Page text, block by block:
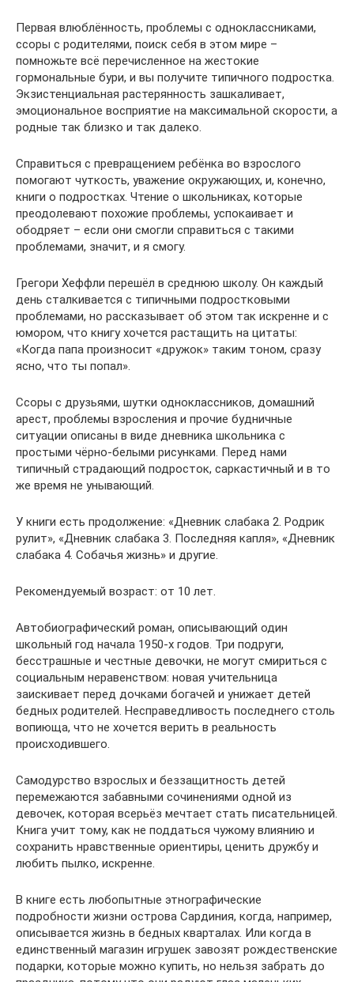
Первая влюблённость, проблемы с одноклассниками,
ссоры с родителями, поиск себя в этом мире –
помножьте всё перечисленное на жестокие
гормональные бури, и вы получите типичного подростка.
Экзистенциальная растерянность зашкаливает,
эмоциональное восприятие на максимальной скорости, а
родные так близко и так далеко.
Справиться с превращением ребёнка во взрослого
помогают чуткость, уважение окружающих, и, конечно,
книги о подростках. Чтение о школьниках, которые
преодолевают похожие проблемы, успокаивает и
ободряет – если они смогли справиться с такими
проблемами, значит, и я смогу.
Грегори Хеффли перешёл в среднюю школу. Он каждый
день сталкивается с типичными подростковыми
проблемами, но рассказывает об этом так искренне и с
юмором, что книгу хочется растащить на цитаты:
«Когда папа произносит «дружок» таким тоном, сразу
ясно, что ты попал».
Ссоры с друзьями, шутки одноклассников, домашний
арест, проблемы взросления и прочие будничные
ситуации описаны в виде дневника школьника с
простыми чёрно-белыми рисунками. Перед нами
типичный страдающий подросток, саркастичный и в то
же время не унывающий.
У книги есть продолжение: «Дневник слабака 2. Родрик
рулит», «Дневник слабака 3. Последняя капля», «Дневник
слабака 4. Собачья жизнь» и другие.
Рекомендуемый возраст: от 10 лет.
Автобиографический роман, описывающий один
школьный год начала 1950-х годов. Три подруги,
бесстрашные и честные девочки, не могут смириться с
социальным неравенством: новая учительница
заискивает перед дочками богачей и унижает детей
бедных родителей. Несправедливость последнего столь
вопиюща, что не хочется верить в реальность
происходившего.
Самодурство взрослых и беззащитность детей
перемежаются забавными сочинениями одной из
девочек, которая всерьёз мечтает стать писательницей.
Книга учит тому, как не поддаться чужому влиянию и
сохранить нравственные ориентиры, ценить дружбу и
любить пылко, искренне.
В книге есть любопытные этнографические
подробности жизни острова Сардиния, когда, например,
описывается жизнь в бедных кварталах. Или когда в
единственный магазин игрушек завозят рождественские
подарки, которые можно купить, но нельзя забрать до